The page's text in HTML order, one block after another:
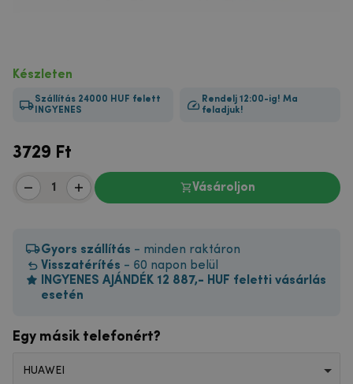
Készleten
Szállítás 24000 HUF felett
INGYENES
Rendelj 12:00-ig! Ma
feladjuk!
3729 Ft
Vásároljon
Gyors szállítás - minden raktáron
Visszatérítés - 60 napon belül
INGYENES AJÁNDÉK 12 887,- HUF feletti vásárlás
esetén
Egy másik telefonért?
HUAWEI